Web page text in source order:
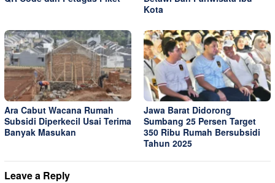
Kota
Ara Cabut Wacana Rumah
Subsidi Diperkecil Usai Terima
Banyak Masukan
Jawa Barat Didorong
Sumbang 25 Persen Target
350 Ribu Rumah Bersubsidi
Tahun 2025
Leave a Reply